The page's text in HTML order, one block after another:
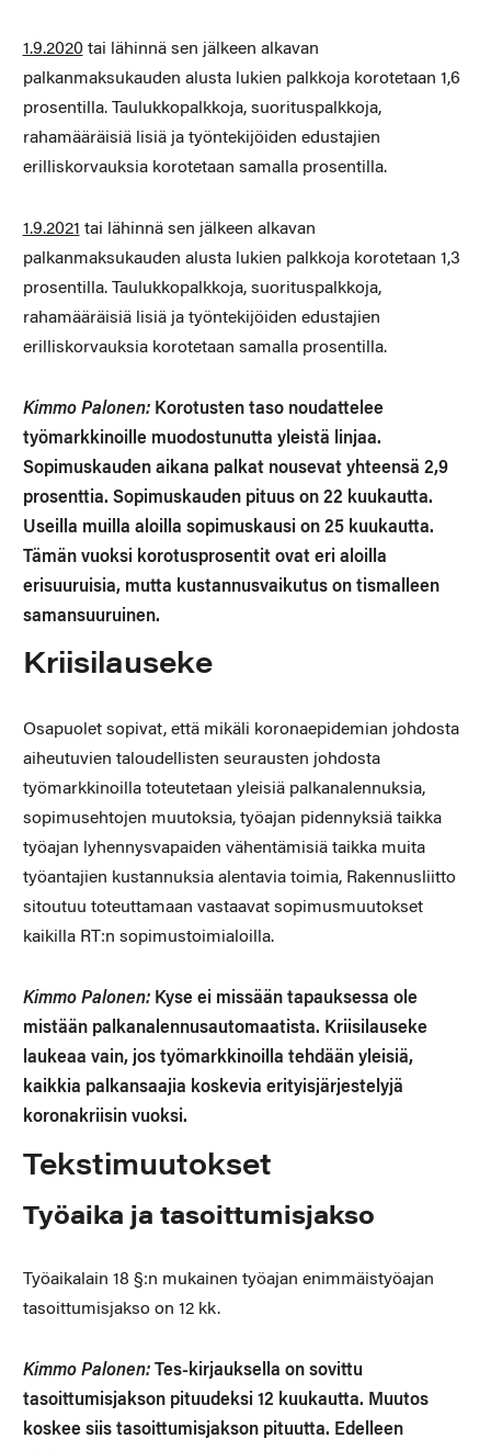
1.9.2020tai lähinnä sen jälkeen alkavan
palkanmaksukauden alusta lukien palkkoja korotetaan 1,6
prosentilla. Taulukkopalkkoja, suorituspalkkoja,
rahamääräisiä lisiä ja työntekijöiden edustajien
erilliskorvauksia korotetaan samalla prosentilla.
1.9.2021 tai lähinnä sen jälkeen alkavan
palkanmaksukauden alusta lukien palkkoja korotetaan 1,3
prosentilla. Taulukkopalkkoja, suorituspalkkoja,
rahamääräisiä lisiä ja työntekijöiden edustajien
erilliskorvauksia korotetaan samalla prosentilla.
Kimmo Palonen:Korotusten taso noudattelee
työmarkkinoille muodostunutta yleistä linjaa.
Sopimuskauden aikana palkat nousevat yhteensä 2,9
prosenttia. Sopimuskauden pituus on 22 kuukautta.
Useilla muilla aloilla sopimuskausi on 25 kuukautta.
Tämän vuoksi korotusprosentit ovat eri aloilla
erisuuruisia, mutta kustannusvaikutus on tismalleen
samansuuruinen.
Kriisilauseke
Osapuolet sopivat, että mikäli koronaepidemian johdosta
aiheutuvien taloudellisten seurausten johdosta
työmarkkinoilla toteutetaan yleisiä palkanalennuksia,
sopimusehtojen muutoksia, työajan pidennyksiä taikka
työajan lyhennysvapaiden vähentämisiä taikka muita
työantajien kustannuksia alentavia toimia, Rakennusliitto
sitoutuu toteuttamaan vastaavat sopimusmuutokset
kaikilla RT:n sopimustoimialoilla.
Kimmo Palonen:Kyse ei missään tapauksessa ole
mistään palkanalennusautomaatista. Kriisilauseke
laukeaa vain, jos työmarkkinoilla tehdään yleisiä,
kaikkia palkansaajia koskevia erityisjärjestelyjä
koronakriisin vuoksi.
Tekstimuutokset
Työaika ja tasoittumisjakso
Työaikalain 18 §:n mukainen työajan enimmäistyöajan
tasoittumisjakso on 12 kk.
Kimmo Palonen:Tes-kirjauksella on sovittu
tasoittumisjakson pituudeksi 12 kuukautta. Muutos
koskee siis tasoittumisjakson pituutta. Edelleen